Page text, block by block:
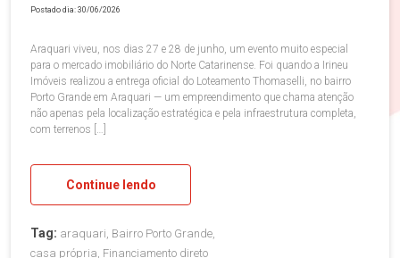
Postado dia: 30/06/2026
Araquari viveu, nos dias 27 e 28 de junho, um evento muito especial
para o mercado imobiliário do Norte Catarinense. Foi quando a Irineu
Imóveis realizou a entrega oficial do Loteamento Thomaselli, no bairro
Porto Grande em Araquari — um empreendimento que chama atenção
não apenas pela localização estratégica e pela infraestrutura completa,
com terrenos […]
Continue lendo
Tag: araquari, Bairro Porto Grande,
casa própria, Financiamento direto